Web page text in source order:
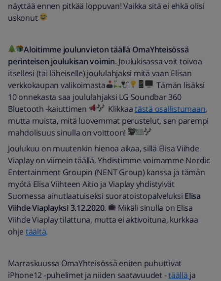
näyttää ennen pitkää loppuvan! Vaikka sitä ei ehkä olisi
uskonut
Aloitimme joulunvieton täällä OmaYhteisössä
perinteisen joulukisan voimin. Joulukisassa voit toivoa
itsellesi (tai läheiselle) joululahjaksi mitä vaan Elisan
verkkokaupan valikoimasta
Tämän lisäksi
10 onnekasta saa joululahjaksi LG Soundbar 360
Bluetooth -kaiuttimen
Klikkaatästä osallistumaan,
mutta muista, mitä luovemmat perustelut, sen parempi
mahdolisuus sinulla on voittoon!
Joulukuu on muutenkin hienoa aikaa, sillä Elisa Viihde
Viaplay on viimein täällä. Yhdistimme voimamme Nordic
Entertainment Groupin (NENT Group) kanssa ja tämän
myötä Elisa Viihteen Aitio ja Viaplay yhdistyIvät
Suomessa ainutlaatuiseksi suoratoistopalveluksi Elisa
Viihde Viaplayksi 3.12.2020.
Mikäli sinulla on Elisa
Viihde Viaplay tilattuna, mutta ei aktivoituna, kurkkaa
ohje täältä.
Marraskuussa OmaYhteisössä eniten puhuttivat
iPhone12 -puhelimet ja niiden saatavuudet -täällä ja